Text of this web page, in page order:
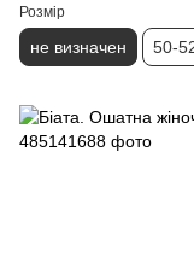
Розмір
не визначен 50-